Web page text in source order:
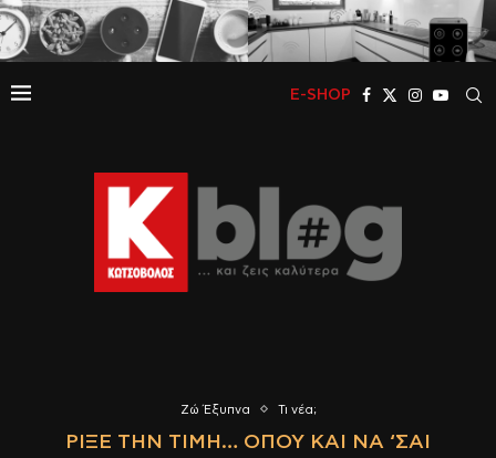
E-SHOP
Ζώ Έξυπνα Τι νέα;
ΡΊΞΕ ΤΗΝ ΤΙΜΉ… ΌΠΟΥ ΚΑΙ ΝΑ ‘ΣΑΙ